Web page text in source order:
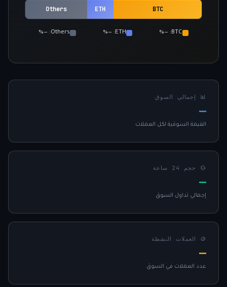
BTC
ETH
Others
BTC: —%
ETH: —%
Others: —%
📊 إجمالي السوق
—
القيمة السوقية لكل العملات
💱 حجم 24 ساعة
—
إجمالي تداول السوق
🪙 العملات النشطة
—
عدد العملات في السوق